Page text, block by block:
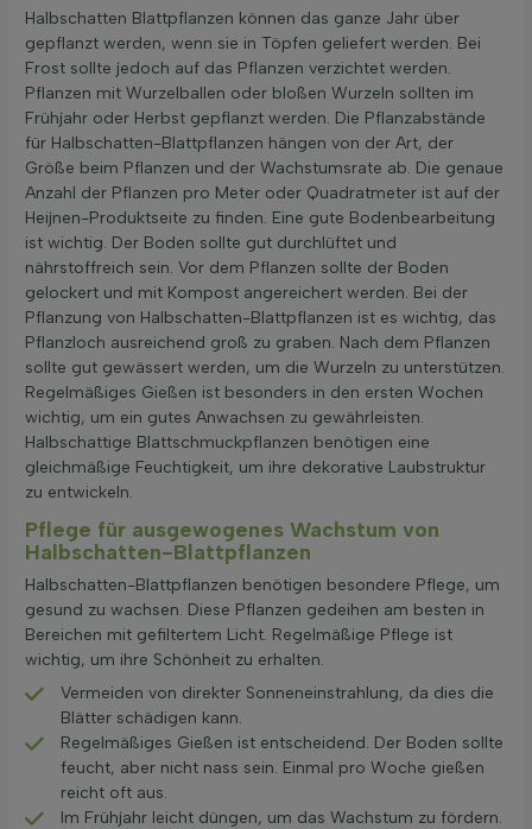
Halbschatten Blattpflanzen können das ganze Jahr über
gepflanzt werden, wenn sie in Töpfen geliefert werden. Bei
Frost sollte jedoch auf das Pflanzen verzichtet werden.
Pflanzen mit Wurzelballen oder bloßen Wurzeln sollten im
Frühjahr oder Herbst gepflanzt werden. Die Pflanzabstände
für Halbschatten-Blattpflanzen hängen von der Art, der
Größe beim Pflanzen und der Wachstumsrate ab. Die genaue
Anzahl der Pflanzen pro Meter oder Quadratmeter ist auf der
Heijnen-Produktseite zu finden. Eine gute Bodenbearbeitung
ist wichtig. Der Boden sollte gut durchlüftet und
nährstoffreich sein. Vor dem Pflanzen sollte der Boden
gelockert und mit Kompost angereichert werden. Bei der
Pflanzung von Halbschatten-Blattpflanzen ist es wichtig, das
Pflanzloch ausreichend groß zu graben. Nach dem Pflanzen
sollte gut gewässert werden, um die Wurzeln zu unterstützen.
Regelmäßiges Gießen ist besonders in den ersten Wochen
wichtig, um ein gutes Anwachsen zu gewährleisten.
Halbschattige Blattschmuckpflanzen benötigen eine
gleichmäßige Feuchtigkeit, um ihre dekorative Laubstruktur
zu entwickeln.
Pflege für ausgewogenes Wachstum von
Halbschatten-Blattpflanzen
Halbschatten-Blattpflanzen benötigen besondere Pflege, um
gesund zu wachsen. Diese Pflanzen gedeihen am besten in
Bereichen mit gefiltertem Licht. Regelmäßige Pflege ist
wichtig, um ihre Schönheit zu erhalten.
Vermeiden von direkter Sonneneinstrahlung, da dies die
Blätter schädigen kann.
Regelmäßiges Gießen ist entscheidend. Der Boden sollte
feucht, aber nicht nass sein. Einmal pro Woche gießen
reicht oft aus.
Im Frühjahr leicht düngen, um das Wachstum zu fördern.